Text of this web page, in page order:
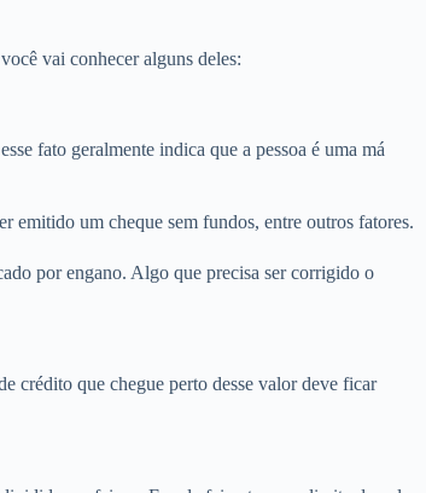
vai conhecer alguns deles:
fato geralmente indica que a pessoa é uma má
emitido um cheque sem fundos, entre outros fatores.
por engano. Algo que precisa ser corrigido o
crédito que chegue perto desse valor deve ficar